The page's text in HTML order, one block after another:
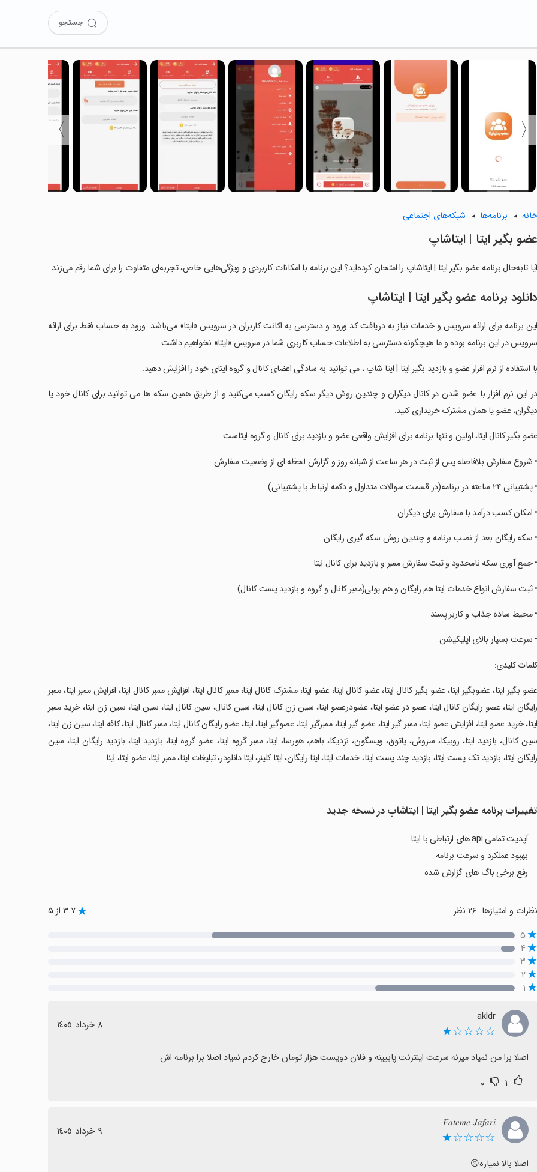
جستجو
〈
〉
خانه برنامه‌ها شبکه‌های اجتماعی
‏عضو بگیر ایتا | ایتاشاپ
آیا تابه‌حال برنامه ‏عضو بگیر ایتا | ایتاشاپ را امتحان کرده‌اید؟ این برنامه با امکانات کاربردی و ویژگی‌هایی خاص، تجربه‌ای متفاوت را برای شما رقم می‌زند.
دانلود برنامه ‏عضو بگیر ایتا | ایتاشاپ
‏این برنامه برای ارائه سرویس و خدمات نیاز به دریافت کد ورود و دسترسی به اکانت کاربران در سرویس «ایتا» می‌باشد. ورود به حساب فقط برای ارائه
سرویس در این برنامه بوده و ما هیچگونه دسترسی به اطلاعات حساب کاربری شما در سرویس «ایتا» نخواهیم داشت.
‏با استفاده از نرم افزار عضو و بازدید بگیر ایتا | ایتا شاپ ، می توانید به سادگی اعضای کانال و گروه ایتای خود را افزایش دهید.
‏در این نرم افزار با عضو شدن در کانال دیگران و چندین روش دیگر سکه رایگان کسب می‌کنید و از طریق همین سکه ها می توانید برای کانال خود یا
دیگران، عضو یا همان مشترک خریداری کنید.
‏عضو بگیر کانال ایتا، اولین و تنها برنامه برای افزایش واقعی عضو و بازدید برای کانال و گروه ایتاست.
‏• شروع سفارش بلافاصله پس از ثبت در هر ساعت از شبانه روز و گزارش لحظه ای از وضعیت سفارش
‏• پشتیبانی ۲۴ ساعته در برنامه(در قسمت سوالات متداول و دکمه ارتباط با پشتیبانی)
‏• امکان کسب درآمد با سفارش برای دیگران
‏• سکه رایگان بعد از نصب برنامه و چندین روش سکه گیری رایگان
‏• جمع آوری سکه نامحدود و ثبت سفارش ممبر و بازدید برای کانال ایتا
‏• ثبت سفارش انواع خدمات ایتا هم رایگان و هم پولی(ممبر کانال و گروه و بازدید پست کانال)
‏• محیط ساده جذاب و کاربر پسند
‏• سرعت بسیار بالای اپلیکیشن
‏کلمات کلیدی:
‏عضو بگیر ایتا، عضوبگیر ایتا، عضو بگیر کانال ایتا، عضو کانال ایتا، عضو ایتا، مشترک کانال ایتا، ممبر کانال ایتا، افزایش ممبر کانال ایتا، افزایش ممبر ایتا، ممبر
رایگان ایتا، عضو رایگان کانال ایتا، عضو در عضو ایتا، عضودرعضو ایتا، سین زن کانال ایتا، سین کانال، سین کانال ایتا، سین ایتا، سین زن ایتا، خرید ممبر
ایتا، خرید عضو ایتا، افزایش عضو ایتا، ممبر گیر ایتا، عضو گیر ایتا، ممبرگیر ایتا، عضوگیر ایتا، ایتا، عضو رایگان کانال ایتا، ممبر کانال ایتا، کافه ایتا، سین زن ایتا،
سین کانال، بازدید ایتا، روبیکا، سروش، پاتوق، ویسگون، نزدیکا، باهم، هورسا، ایتا، ممبر گروه ایتا، عضو گروه ایتا، بازدید ایتا، بازدید رایگان ایتا، سین
رایگان ایتا، بازدید تک پست ایتا، بازدید چند پست ایتا، خدمات ایتا، ایتا رایگان، ایتا کلینر، ایتا دانلودر، تبلیغات ایتا، ممبر ایتا، عضو ایتا، اینا
تغییرات برنامه ‏عضو بگیر ایتا | ایتاشاپ در نسخه جدید
آپدیت تمامی api های ارتباطی با ایتا
بهبود عملکرد و سرعت برنامه
رفع برخی باگ های گزارش شده
نظرات و امتیازها ۲۶ نظر ۳.۷ از ۵
۵
۴
۳
۲
۱
akldr
☆☆☆☆★ ٨ خرداد ١٤٠٥
اصلا برا من نمیاد میزنه سرعت اینترنت پاییینه و فلان دویست هزار تومان خارج کردم نمیاد اصلا برا برنامه اش
۱ ۰
𝐹𝑎𝑡𝑒𝑚𝑒 𝐽𝑎𝑓𝑎𝑟𝑖
☆☆☆☆★ ٩ خرداد ١٤٠٥
اصلا بالا نمیاره😠